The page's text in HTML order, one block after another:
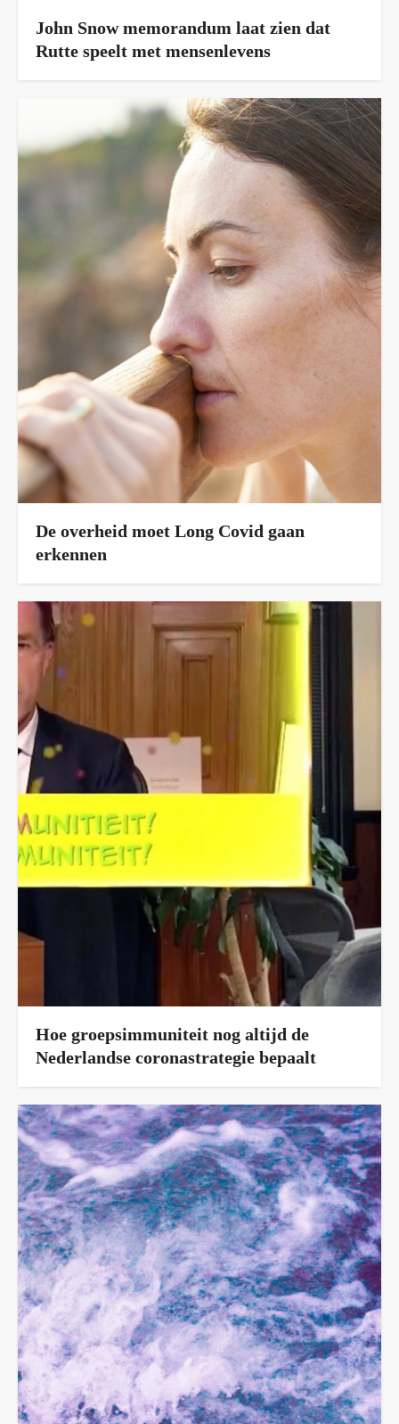
John Snow memorandum laat zien dat
Rutte speelt met mensenlevens
De overheid moet Long Covid gaan
erkennen
Hoe groepsimmuniteit nog altijd de
Nederlandse coronastrategie bepaalt